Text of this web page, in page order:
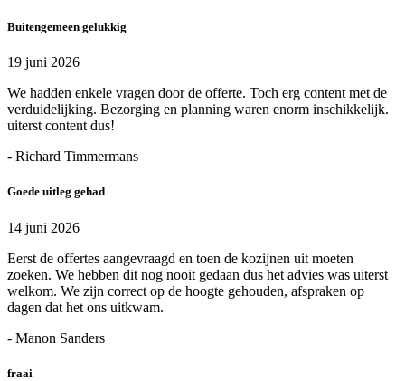
Buitengemeen gelukkig
19 juni 2026
We hadden enkele vragen door de offerte. Toch erg content met de
verduidelijking. Bezorging en planning waren enorm inschikkelijk.
uiterst content dus!
- Richard Timmermans
Goede uitleg gehad
14 juni 2026
Eerst de offertes aangevraagd en toen de kozijnen uit moeten
zoeken. We hebben dit nog nooit gedaan dus het advies was uiterst
welkom. We zijn correct op de hoogte gehouden, afspraken op
dagen dat het ons uitkwam.
- Manon Sanders
fraai